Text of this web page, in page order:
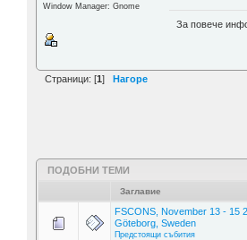
Window Manager: Gnome
За повече
Страници: [1 ] Нагоре
ПОДОБНИ ТЕМИ
Заглавие
FSCONS, November 13 - 15
Göteborg, Sweden
Предстоящи събития